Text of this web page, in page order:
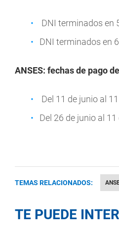
DNI terminados en
DNI terminados en
ANSES: fechas de pago
Del 11 de junio al
Del 26 de junio al
TEMAS RELACIONADOS:
TE PUEDE